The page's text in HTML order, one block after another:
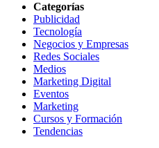
Categorías
Publicidad
Tecnología
Negocios y Empresas
Redes Sociales
Medios
Marketing Digital
Eventos
Marketing
Cursos y Formación
Tendencias